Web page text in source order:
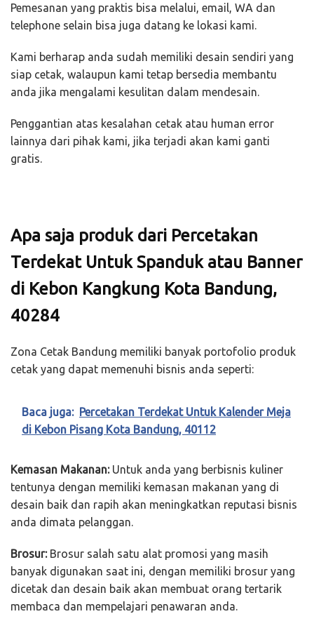
Pemesanan yang praktis bisa melalui, email, WA dan
telephone selain bisa juga datang ke lokasi kami.
Kami berharap anda sudah memiliki desain sendiri yang
siap cetak, walaupun kami tetap bersedia membantu
anda jika mengalami kesulitan dalam mendesain.
Penggantian atas kesalahan cetak atau human error
lainnya dari pihak kami, jika terjadi akan kami ganti
gratis.
Apa saja produk dari Percetakan
Terdekat Untuk Spanduk atau Banner
di Kebon Kangkung Kota Bandung,
40284
Zona Cetak Bandung memiliki banyak portofolio produk
cetak yang dapat memenuhi bisnis anda seperti:
Baca juga: Percetakan Terdekat Untuk Kalender Meja
di Kebon Pisang Kota Bandung, 40112
Kemasan Makanan:Untuk anda yang berbisnis kuliner
tentunya dengan memiliki kemasan makanan yang di
desain baik dan rapih akan meningkatkan reputasi bisnis
anda dimata pelanggan.
Brosur:Brosur salah satu alat promosi yang masih
banyak digunakan saat ini, dengan memiliki brosur yang
dicetak dan desain baik akan membuat orang tertarik
membaca dan mempelajari penawaran anda.